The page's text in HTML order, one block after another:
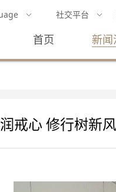
社交平台
首页 新闻
戒心 修行树新